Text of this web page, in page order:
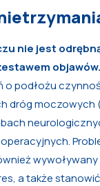
nie jest
objawów.
o podłożu
dróg moczowych
a także